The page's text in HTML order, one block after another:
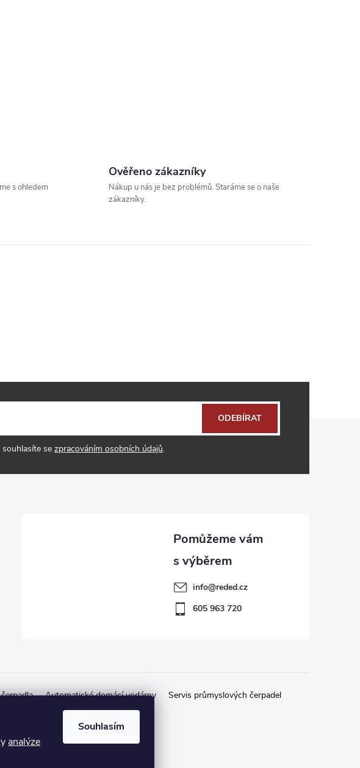
analýze
Souhlasím
s ohledem
Ověřeno zákazníky
Nákup u nás je bez problémů. Staráme se o naše
zákazníky.
se zpracováním osobních údajů.
ODEBÍRAT
info@reded.cz
605 963 720
Automatické domácí vodárny
Servis průmyslových čerpadel